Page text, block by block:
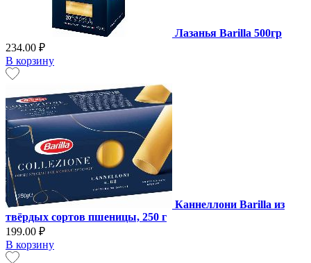
Лазанья Barilla 500гр
234.00 ₽
В корзину
Каннеллони Barilla из
твёрдых сортов пшеницы, 250 г
199.00 ₽
В корзину